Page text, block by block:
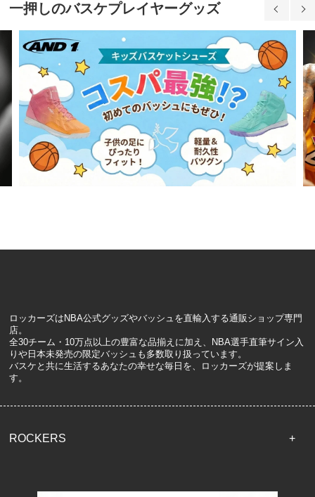
一押しのバスケプレイヤーグッズ
ロッカーズはNBA公式グッズやバッシュを直輸入する通販ショップ専門
店。
全30チーム・10万点以上の豊富な品揃えに加え、NBA選手直筆サイン入
りや日本未発売の限定バッシュも多数取り扱っています。
バスケと共に生活するあなたの幸せな毎日を、ロッカーズが提案しま
す。
ROCKERS